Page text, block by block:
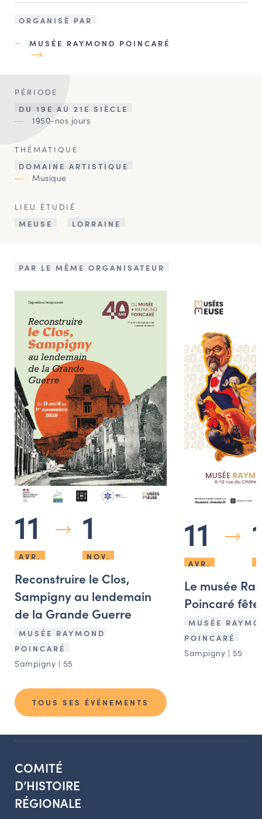
ORGANISÉ PAR
MUSÉE RAYMOND POINCARÉ
PÉRIODE
DU 19E AU 21E SIÈCLE
1950-nos jours
THÉMATIQUE
DOMAINE ARTISTIQUE
Musique
LIEU ÉTUDIÉ
MEUSE
LORRAINE
PAR LE MÊME ORGANISATEUR
11
AVR.
1
NOV.
Reconstruire le Clos,
Sampigny au lendemain
de la Grande Guerre
MUSÉE RAYMOND
POINCARÉ
Sampigny | 55
11
AVR.
Le musée
Poincaré
MUSÉE
POINCARÉ
Sampigny | 55
TOUS SES ÉVÉNEMENTS
COMITÉ
D’HISTOIRE
RÉGIONALE